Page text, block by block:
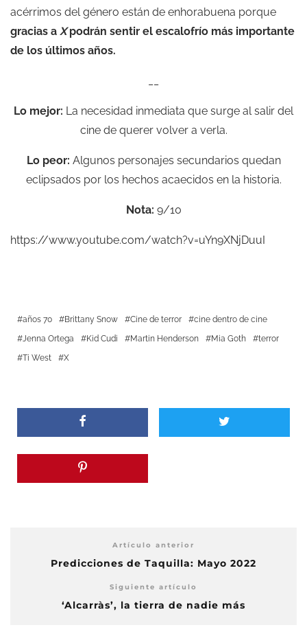
acérrimos del género están de enhorabuena porque
gracias a Xpodrán sentir el escalofrío más importante
de los últimos años.
Lo mejor: La necesidad inmediata que surge al salir del
cine de querer volver a verla.
Lo peor: Algunos personajes secundarios quedan
eclipsados por los hechos acaecidos en la historia.
Nota: 9/10
https://www.youtube.com/watch?v=uYn9XNjDuuI
años 70 Brittany Snow Cine de terror
cine dentro de cine
Jenna Ortega
Kid Cudi Martin Henderson Mia Goth
terror
Ti West
X
Artículo anterior
Predicciones de Taquilla: Mayo 2022
Siguiente artículo
‘Alcarràs’, la tierra de nadie más